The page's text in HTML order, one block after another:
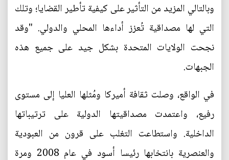
وبالتالي المزيد من التأثير على كيفية تأطير القضايا؛ وتلك
التي لها مصداقية تُعزز أداءها المحلي والدولي. "وقد
نجحت الولايات المتحدة بشكل جيد على جميع هذه
الجبهات.
في الواقع، وصلت ثقافة أميركا ومُثلها العليا إلى مستوى
رفيع، واعتمدت مصداقيتها الدولية على ترتيباتها
الداخلية. واستطاعت التغلب على قرون من العبودية
والعنصرية بانتخابها رئيسا أسود في عام 2008 ومرة